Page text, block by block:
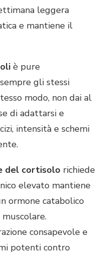
leggera
e mantiene il
è pure
gli stessi
modo, non dai al
di adattarsi e
intensità e schemi
del cortisolo richiede
elevato mantiene
ormone catabolico
consapevole e
potenti contro